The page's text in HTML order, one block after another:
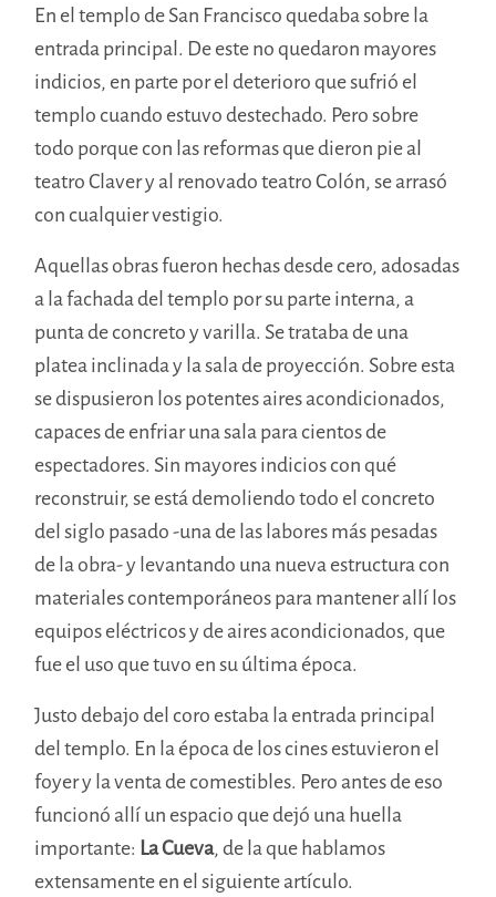
En el templo de San Francisco quedaba sobre la
entrada principal. De este no quedaron mayores
indicios, en parte por el deterioro que sufrió el
templo cuando estuvo destechado. Pero sobre
todo porque con las reformas que dieron pie al
teatro Claver y al renovado teatro Colón, se arrasó
con cualquier vestigio.
Aquellas obras fueron hechas desde cero, adosadas
a la fachada del templo por su parte interna, a
punta de concreto y varilla. Se trataba de una
platea inclinada y la sala de proyección. Sobre esta
se dispusieron los potentes aires acondicionados,
capaces de enfriar una sala para cientos de
espectadores. Sin mayores indicios con qué
reconstruir, se está demoliendo todo el concreto
del siglo pasado -una de las labores más pesadas
de la obra- y levantando una nueva estructura con
materiales contemporáneos para mantener allí los
equipos eléctricos y de aires acondicionados, que
fue el uso que tuvo en su última época.
Justo debajo del coro estaba la entrada principal
del templo. En la época de los cines estuvieron el
foyer y la venta de comestibles. Pero antes de eso
funcionó allí un espacio que dejó una huella
importante: La Cueva, de la que hablamos
extensamente en el siguiente artículo.